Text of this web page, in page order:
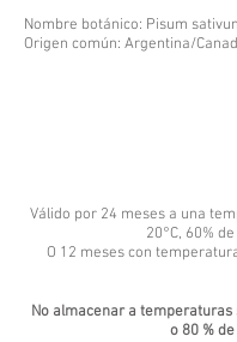
Nombre botánico: Pisum
Origen común: Argentina/
Válido por 24 meses a una
20°C, 60%
O 12 meses con
No almacenar a temperaturas
o 80 %